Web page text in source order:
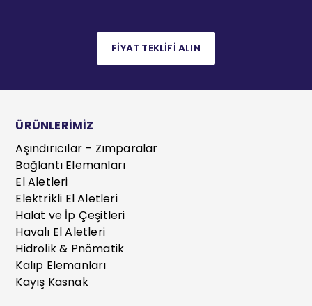
FİYAT TEKLİFİ ALIN
ÜRÜNLERİMİZ
Aşındırıcılar – Zımparalar
Bağlantı Elemanları
El Aletleri
Elektrikli El Aletleri
Halat ve İp Çeşitleri
Havalı El Aletleri
Hidrolik & Pnömatik
Kalıp Elemanları
Kayış Kasnak